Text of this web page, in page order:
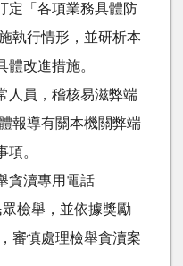
定「各項業務具體防
執行情形，並研析本
改進措施。
人員，稽核易滋弊端
報導有關本機關弊端
項。
貪瀆專用電話
檢舉，並依據獎勵
審慎處理檢舉貪瀆案